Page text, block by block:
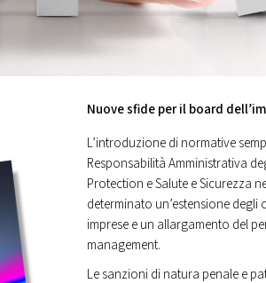
Nuove sfide per il board
L’introduzione di normative
Responsabilità Amministrativa
Protection e Salute e Sicurezza
determinato un’estensione
imprese e un allargamento del
management.
Le sanzioni di natura penale e